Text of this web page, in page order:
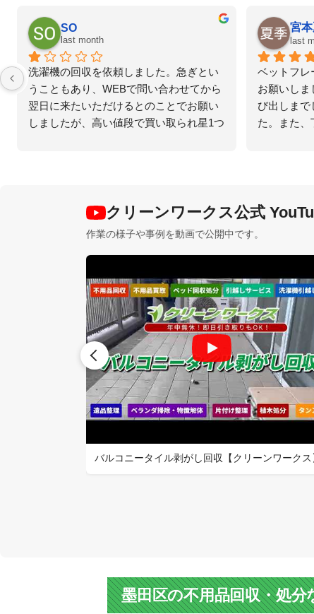
AKO
last month
石・砂利の混合物の処分に悩んでい
ころ、丁寧な説明と迅速な回収をし
らい、大変助かりました。ありがと
ざいました。
黒崎雄一
last month
家の庭から出た土砂
個ほど置いていまし
いました。クリー
したら即日対応して
クリーンワークス公式
作業の様子や事例を動画で公開中です。
バルコニータイル剥がし回収【クリーンワークス
墨田区の不用品回収・処